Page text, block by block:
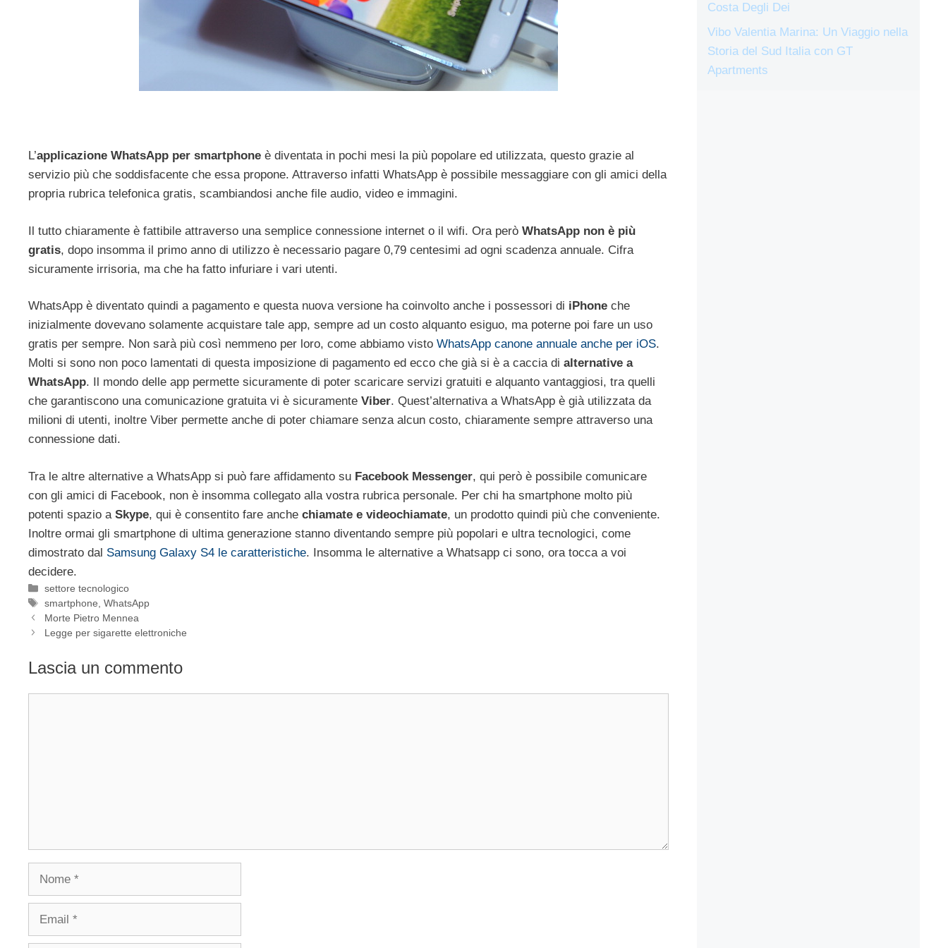
L’applicazione WhatsApp per smartphone è diventata in pochi mesi la più popolare ed utilizzata, questo grazie al
servizio più che soddisfacente che essa propone. Attraverso infatti WhatsApp è possibile messaggiare con gli amici della
propria rubrica telefonica gratis, scambiandosi anche file audio, video e immagini.
Il tutto chiaramente è fattibile attraverso una semplice connessione internet o il wifi. Ora però WhatsApp non è più
gratis, dopo insomma il primo anno di utilizzo è necessario pagare 0,79 centesimi ad ogni scadenza annuale. Cifra
sicuramente irrisoria, ma che ha fatto infuriare i vari utenti.
WhatsApp è diventato quindi a pagamento e questa nuova versione ha coinvolto anche i possessori di iPhone che
inizialmente dovevano solamente acquistare tale app, sempre ad un costo alquanto esiguo, ma poterne poi fare un uso
gratis per sempre. Non sarà più così nemmeno per loro, come abbiamo visto WhatsApp canone annuale anche per iOS.
Molti si sono non poco lamentati di questa imposizione di pagamento ed ecco che già si è a caccia di alternative a
WhatsApp. Il mondo delle app permette sicuramente di poter scaricare servizi gratuiti e alquanto vantaggiosi, tra quelli
che garantiscono una comunicazione gratuita vi è sicuramente Viber. Quest’alternativa a WhatsApp è già utilizzata da
milioni di utenti, inoltre Viber permette anche di poter chiamare senza alcun costo, chiaramente sempre attraverso una
connessione dati.
Tra le altre alternative a WhatsApp si può fare affidamento su Facebook Messenger, qui però è possibile comunicare
con gli amici di Facebook, non è insomma collegato alla vostra rubrica personale. Per chi ha smartphone molto più
potenti spazio aSkype, qui è consentito fare anche chiamate e videochiamate, un prodotto quindi più che conveniente.
Inoltre ormai gli smartphone di ultima generazione stanno diventando sempre più popolari e ultra tecnologici, come
dimostrato dal Samsung Galaxy S4 le caratteristiche. Insomma le alternative a Whatsapp ci sono, ora tocca a voi
decidere.
Categorie
settore tecnologico
Tag
smartphone ,WhatsApp
Morte Pietro Mennea
Legge per sigarette elettroniche
Lascia un commento
Nome
Email
Costa Degli Dei
Vibo Valentia Marina: Un Viaggio nella
Storia del Sud Italia con GT
Apartments